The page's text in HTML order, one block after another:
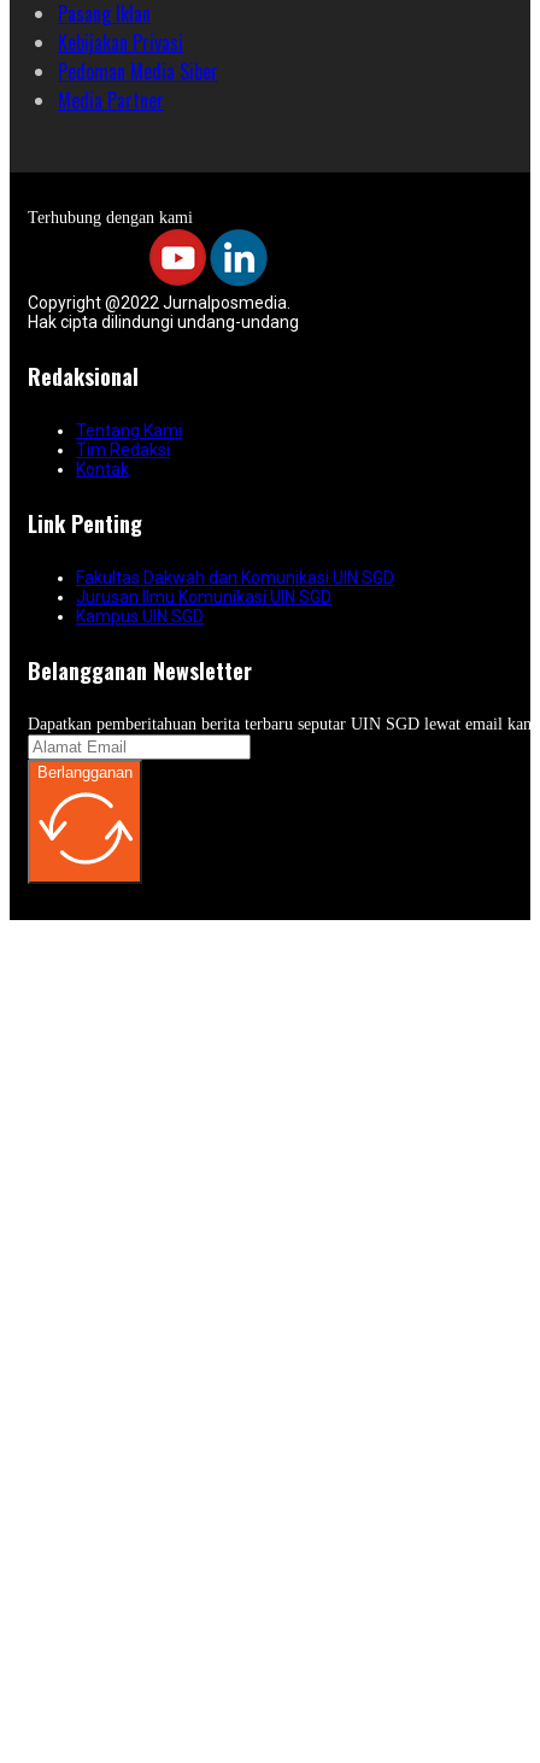
Pasang Iklan
Kebijakan Privasi
Pedoman Media Siber
Media Partner
Terhubung dengan kami
Copyright @2022 Jurnalposmedia.
Hak cipta dilindungi undang-undang
Redaksional
Tentang Kami
Tim Redaksi
Kontak
Link Penting
Fakultas Dakwah dan Komunikasi UIN SGD
Jurusan Ilmu Komunikasi UIN SGD
Kampus UIN SGD
Belangganan Newsletter
Dapatkan pemberitahuan berita terbaru seputar UIN SGD lewat email
Berlangganan